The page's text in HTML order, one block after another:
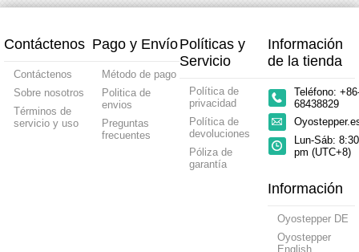
plomo
Tornillo
de
paso
mm
0,23A
fases
mm/0,039"
A
mm/0,048"
Recorrido
13,5
5,3
mm
Contáctenos
Contáctenos
Sobre nosotros
Términos de
servicio y uso
Pago y Envío
Método de pago
Politica de
envios
Preguntas
frecuentes
Políticas y
Servicio
Política de
privacidad
Política de
devoluciones
Póliza de
garantía
Información
de la tienda
Teléfono:
68438829
Lun-Sáb:
pm (UTC+8)
Información
Oyostepper DE
Oyostepper
English